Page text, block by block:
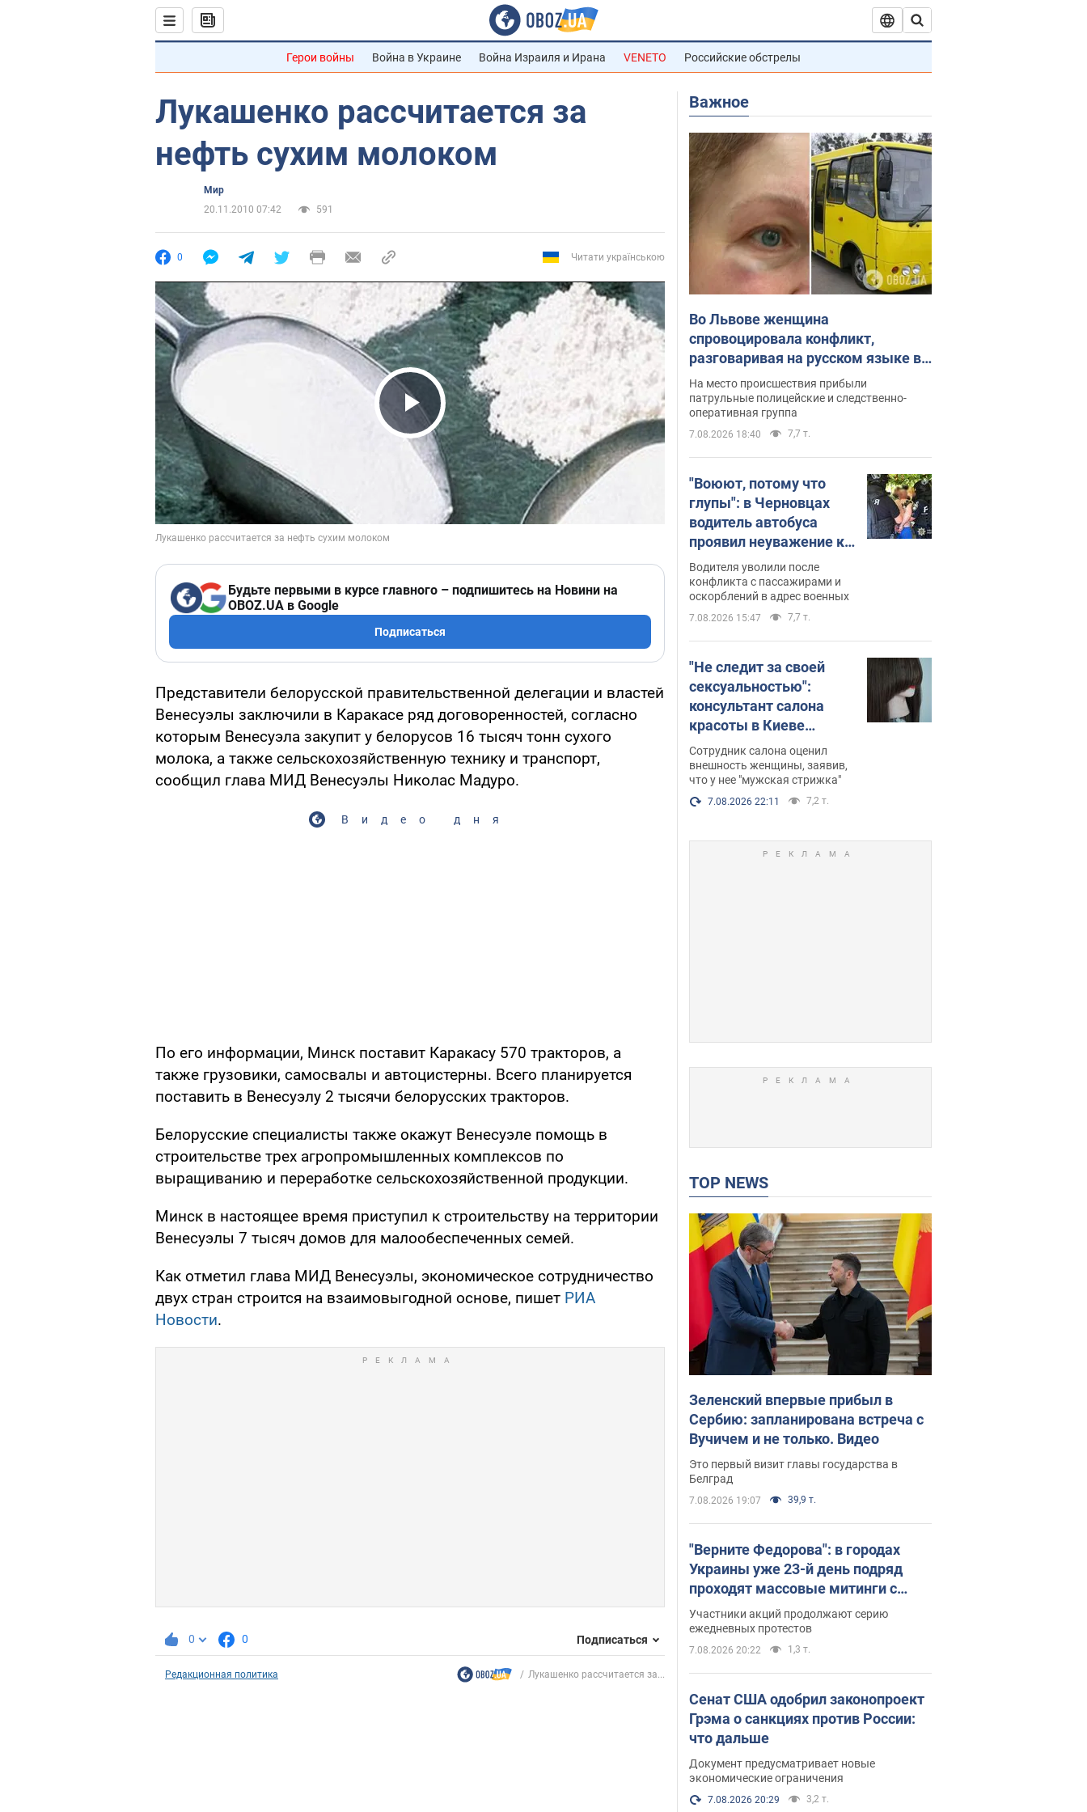
Герои войны Война в Украине Война Израиля и Ирана VENETO Российские обстрелы
Лукашенко рассчитается за
нефть сухим молоком
Мир
20.11.2010 07:42
591
0 Читати українською
Play Video
Будьте первыми в курсе главного – подпишитесь на Новини на
OBOZ.UA в Google
Подписаться
Представители белорусской правительственной делегации и властей
Венесуэлы заключили в Каракасе ряд договоренностей, согласно
которым Венесуэла закупит у белорусов 16 тысяч тонн сухого
молока, а также сельскохозяйственную технику и транспорт,
сообщил глава МИД Венесуэлы Николас Мадуро.
Видео дня
По его информации, Минск поставит Каракасу 570 тракторов, а
также грузовики, самосвалы и автоцистерны. Всего планируется
поставить в Венесуэлу 2 тысячи белорусских тракторов.
Белорусские специалисты также окажут Венесуэле помощь в
строительстве трех агропромышленных комплексов по
выращиванию и переработке сельскохозяйственной продукции.
Минск в настоящее время приступил к строительству на территории
Венесуэлы 7 тысяч домов для малообеспеченных семей.
Как отметил глава МИД Венесуэлы, экономическое сотрудничество
двух стран строится на взаимовыгодной основе, пишет РИА
Новости.
0 0 Подписаться
Редакционная политика Лукашенко рассчитается за...
Важное
Во Львове женщина
спровоцировала конфликт,
разговаривая на русском языке в
маршрутке: полиция составила
административный протокол.
Видео
На место происшествия прибыли
патрульные полицейские и следственно-
оперативная группа
7.08.2026 18:40 7,7 т.
"Воюют, потому что
глупы": в Черновцах
водитель автобуса
проявил неуважение к
украинским военным и
поплатился за это.
Видео
Водителя уволили после
конфликта с пассажирами и
оскорблений в адрес военных
7.08.2026 15:47 7,7 т.
"Не следит за своей
сексуальностью":
консультант салона
красоты в Киеве
оскорбил женщину
после химиотерапии,
разгорелся скандал.
Фото
Сотрудник салона оценил
внешность женщины, заявив,
что у нее "мужская стрижка"
7.08.2026 22:11 7,2 т.
TOP NEWS
Зеленский впервые прибыл в
Сербию: запланирована встреча с
Вучичем и не только. Видео
Это первый визит главы государства в
Белград
7.08.2026 19:07 39,9 т.
"Верните Федорова": в городах
Украины уже 23-й день подряд
проходят массовые митинги с
плакатами. Фото и видео
Участники акций продолжают серию
ежедневных протестов
7.08.2026 20:22 1,3 т.
Сенат США одобрил законопроект
Грэма о санкциях против России:
что дальше
Документ предусматривает новые
экономические ограничения
7.08.2026 20:29 3,2 т.